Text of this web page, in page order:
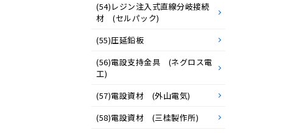
(54)レジン注入式直線分岐接続
材 (セルパック)
(55)圧延鉛板
(56)電設支持金具 (ネグロス電
工)
(57)電設資材 (外山電気)
(58)電設資材 (三桂製作所)